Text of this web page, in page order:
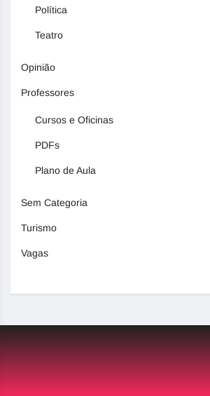
Política
Teatro
Opinião
Professores
Cursos e Oficinas
PDFs
Plano de Aula
Sem Categoria
Turismo
Vagas